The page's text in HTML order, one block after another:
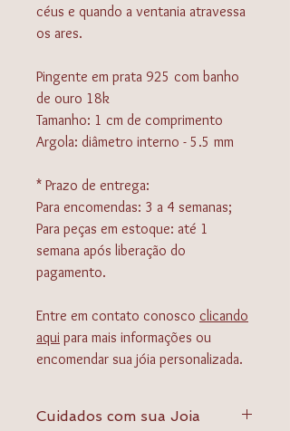
céus e quando a ventania atravessa
os ares.
Pingente em prata 925 com banho
de ouro 18k
Tamanho: 1 cm de comprimento
Argola: diâmetro interno - 5.5 mm
* Prazo de entrega:
Para encomendas: 3 a 4 semanas;
Para peças em estoque: até 1
semana após liberação do
pagamento.
Entre em contato conosco clicando
aqui para mais informações ou
encomendar sua jóia personalizada.
Cuidados com sua Joia